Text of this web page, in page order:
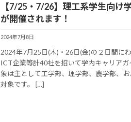
【7/25・7/26】理工系学生向け
が開催されます！
2024年7月8日
2024年7月25日(木)・26日(金)の２日間に
ICT企業等計40社を招いて学内キャリア
象は主として工学部、理学部、農学部、
対象です。 […]